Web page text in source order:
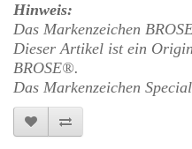
Hinweis:
Das Markenzeichen
Dieser Artikel ist ein
BROSE®.
Das Markenzeichen